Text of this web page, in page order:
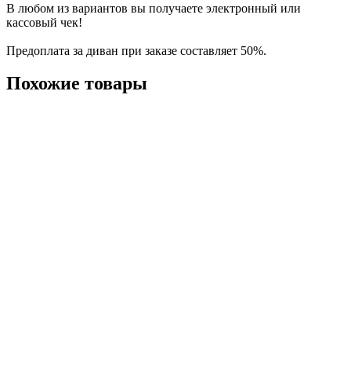
В любом из вариантов вы получаете электронный или
кассовый чек!
Предоплата за диван при заказе составляет 50%.
Похожие товары